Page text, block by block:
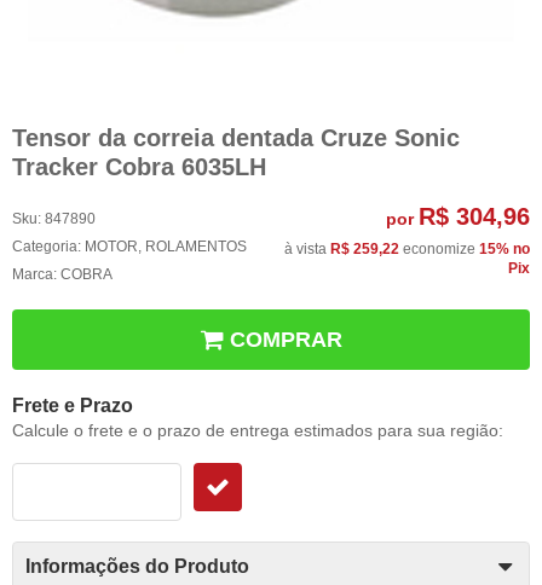
Tensor da correia dentada Cruze Sonic
Tracker Cobra 6035LH
Sku: 847890
Categoria: MOTOR, ROLAMENTOS
Marca: COBRA
por R$ 304,96
à vista R$ 259,22 economize 15% no
Pix
COMPRAR
Frete e Prazo
Calcule o frete e o prazo de entrega estimados para sua região:
Informações do Produto